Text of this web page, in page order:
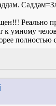
Реально
к умному
полностью